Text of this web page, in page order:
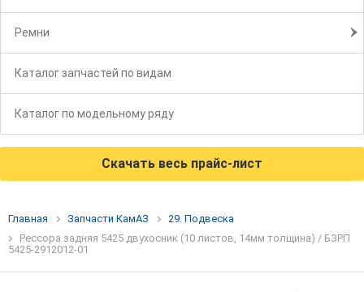
Ремни
Каталог запчастей по видам
Каталог по модельному ряду
Скачать весь прайс-лист
Главная Запчасти КамАЗ
29. Подвеска
Рессора задняя 5425 двухосник (10 листов, 14мм толщина) / БЗРП
5425-2912012-01